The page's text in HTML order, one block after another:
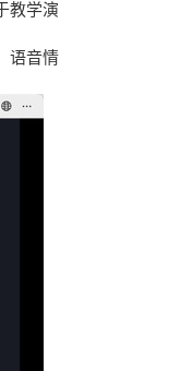
教学演
语音情